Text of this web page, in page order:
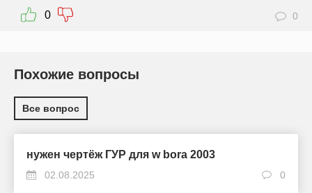
0 0
Похожие вопросы
Все вопрос
нужен чертёж ГУР для w bora 2003
02.08.2025 0